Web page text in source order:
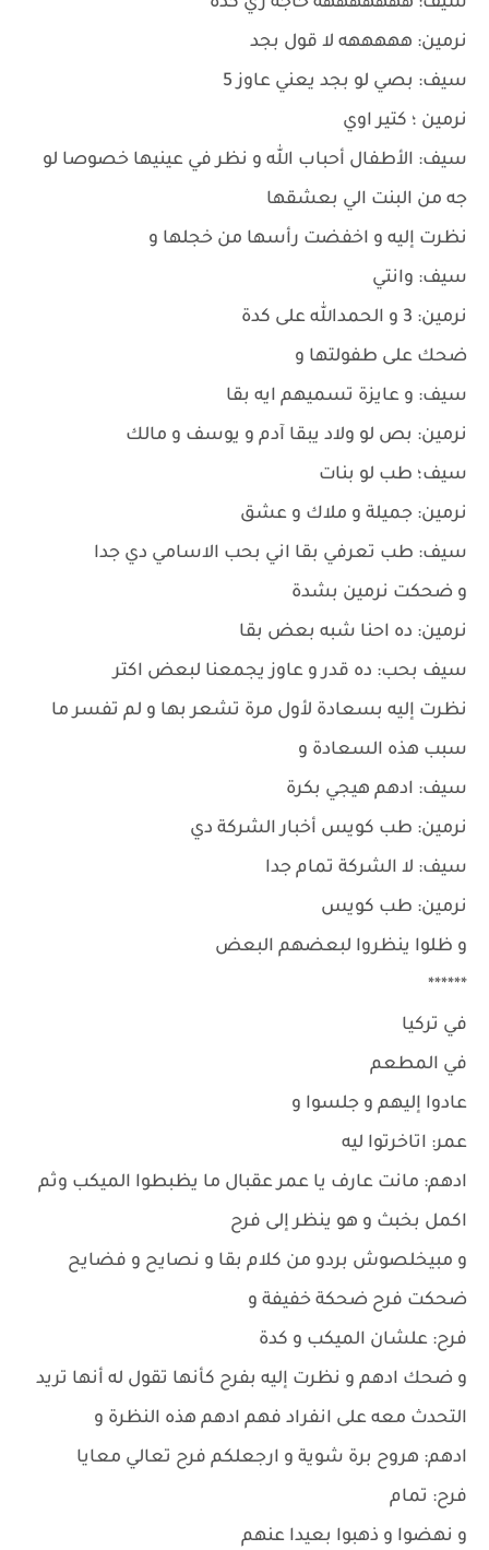
نرمين: هههههه لا قول بجد
سيف: بصي لو بجد يعني عاوز 5
نرمين ؛ كتير اوي
سيف: الأطفال أحباب الله و نظر في عينيها خصوصا لو
جه من البنت الي بعشقها
نظرت إليه و اخفضت رأسها من خجلها و
سيف: وانتي
نرمين: 3 و الحمدالله على كدة
ضحك على طفولتها و
سيف: و عايزة تسميهم ايه بقا
نرمين: بص لو ولاد يبقا آدم و يوسف و مالك
سيف؛ طب لو بنات
نرمين: جميلة و ملاك و عشق
سيف: طب تعرفي بقا اني بحب الاسامي دي جدا
و ضحكت نرمين بشدة
نرمين: ده احنا شبه بعض بقا
سيف بحب: ده قدر و عاوز يجمعنا لبعض اكتر
نظرت إليه بسعادة لأول مرة تشعر بها و لم تفسر ما
سبب هذه السعادة و
سيف: ادهم هيجي بكرة
نرمين: طب كويس أخبار الشركة دي
سيف: لا الشركة تمام جدا
نرمين: طب كويس
و ظلوا ينظروا لبعضهم البعض
******
في تركيا
في المطعم
عادوا إليهم و جلسوا و
عمر: اتاخرتوا ليه
ادهم: مانت عارف يا عمر عقبال ما يظبطوا الميكب وثم
اكمل بخبث و هو ينظر إلى فرح
و مبيخلصوش بردو من كلام بقا و نصايح و فضايح
ضحكت فرح ضحكة خفيفة و
فرح: علشان الميكب و كدة
و ضحك ادهم و نظرت إليه بفرح كأنها تقول له أنها تريد
التحدث معه على انفراد فهم ادهم هذه النظرة و
ادهم: هروح برة شوية و ارجعلكم فرح تعالي معايا
فرح: تمام
و نهضوا و ذهبوا بعيدا عنهم